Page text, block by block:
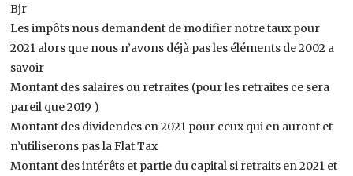
Bjr
Les impôts nous demandent de modifier notre taux pour
2021 alors que nous n’avons déjà pas les éléments de 2002 a
savoir
Montant des salaires ou retraites (pour les retraites ce sera
pareil que 2019 )
Montant des dividendes en 2021 pour ceux qui en auront et
n’utiliserons pas la Flat Tax
Montant des intérêts et partie du capital si retraits en 2021 et